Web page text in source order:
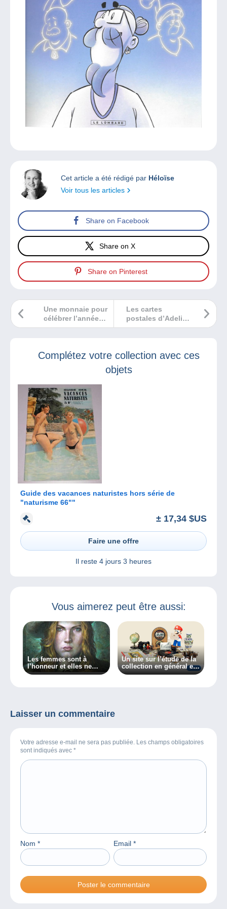
Cet article a été rédigé par Héloïse
Voir tous les articles
Share on Facebook
Share on X
Share on Pinterest
Les cartes
postales d’Adeline
Boutain
Une monnaie pour
célébrer l’année
du serpent
Complétez votre collection avec ces
objets
Guide des vacances naturistes hors série de
"naturisme 66""
± 17,34 $US
Faire une offre
Il reste 4 jours 3 heures
Vous aimerez peut être aussi:
Les femmes sont à
l’honneur et elles ne
manquent pas de
Un site sur l’étude de la
collection en général et
des collectionneurs en
Laisser un commentaire
Votre adresse e-mail ne sera pas publiée. Les champs obligatoires
sont indiqués avec *
Nom * Email *